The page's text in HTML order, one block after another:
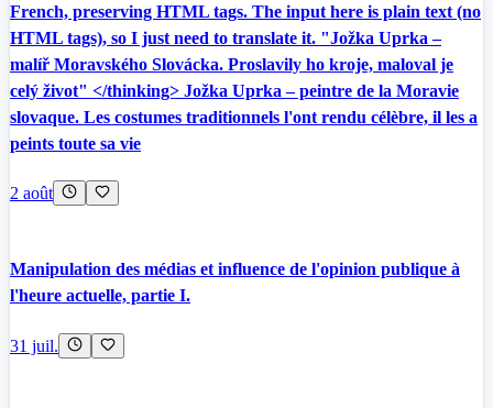
French, preserving HTML tags. The input here is plain text (no
HTML tags), so I just need to translate it. "Jožka Uprka –
malíř Moravského Slovácka. Proslavily ho kroje, maloval je
celý život" </thinking> Jožka Uprka – peintre de la Moravie
slovaque. Les costumes traditionnels l'ont rendu célèbre, il les a
peints toute sa vie
2 août
Manipulation des médias et influence de l'opinion publique à
l'heure actuelle, partie I.
31 juil.